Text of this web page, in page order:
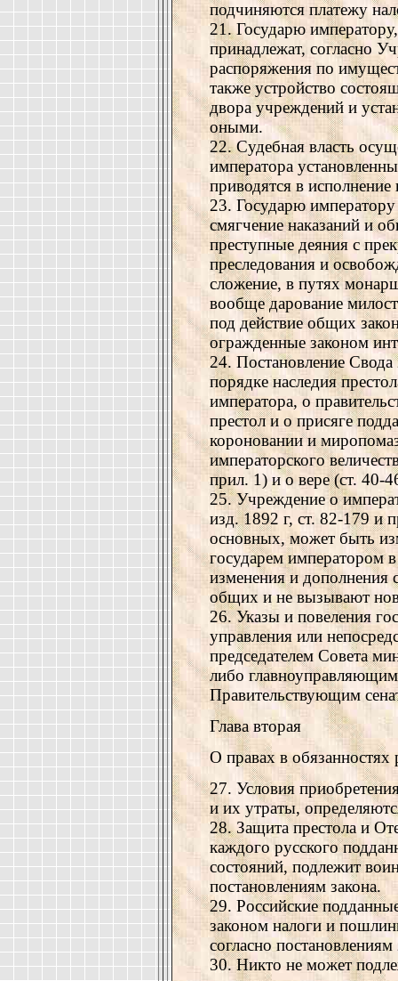
подчиняются платежу
21. Государю
принадлежат, согласно
распоряжения по
также устройство
двора учреждений и
оными.
22. Судебная власть
императора
приводятся в
23. Государю
смягчение наказаний и
преступные деяния с
преследования и
сложение, в путях
вообще дарование
под действие общих
огражденные законом
24. Постановление
порядке наследия
императора, о
престол и о присяге
короновании и
императорского
прил. 1) и о вере (ст. 40-
25. Учреждение о
изд. 1892 г, ст. 82-179 и
основных, может быть
государем императором
изменения и дополнения
общих и не вызывают
26. Указы и повеления
управления или
председателем Совета
либо
Правительствующим
Глава вторая
О правах в
27. Условия
и их утраты,
28. Защита престола и
каждого русского
состояний, подлежит
постановлениям закона.
29. Российские
законом налоги и
согласно постановлениям
30. Никто не может